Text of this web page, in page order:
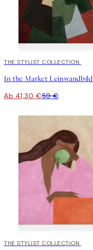
30%*
THE STYLIST COLLECTION
In the Market Leinwandbild
Ab 41,30 €59 €
30%*
THE STYLIST COLLECTION